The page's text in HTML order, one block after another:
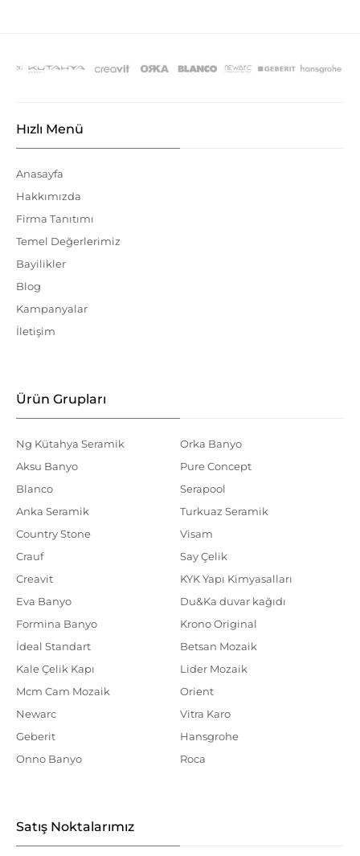
Hızlı Menü
Anasayfa
Hakkımızda
Firma Tanıtımı
Temel Değerlerimiz
Bayilikler
Blog
Kampanyalar
İletişim
Ürün Grupları
Ng Kütahya Seramik
Aksu Banyo
Blanco
Anka Seramik
Country Stone
Crauf
Creavit
Eva Banyo
Formina Banyo
İdeal Standart
Kale Çelik Kapı
Mcm Cam Mozaik
Newarc
Geberit
Onno Banyo
Orka Banyo
Pure Concept
Serapool
Turkuaz Seramik
Visam
Say Çelik
KYK Yapı Kimyasalları
Du&Ka duvar kağıdı
Krono Original
Betsan Mozaik
Lider Mozaik
Orient
Vitra Karo
Hansgrohe
Roca
Satış Noktalarımız